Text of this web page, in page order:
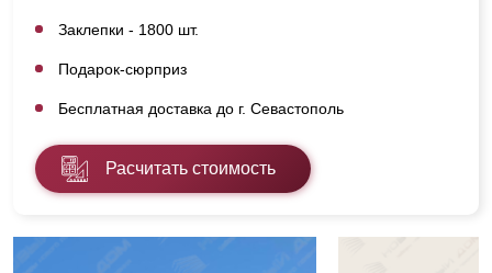
Заклепки - 1800 шт.
Подарок-сюрприз
Бесплатная доставка до г. Севастополь
Расчитать стоимость